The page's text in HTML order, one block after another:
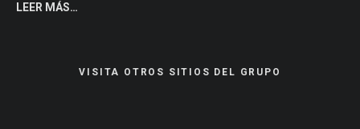
LEER MÁS…
VISITA OTROS SITIOS DEL GRUPO